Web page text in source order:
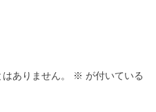
ありません。 ※ が付いている